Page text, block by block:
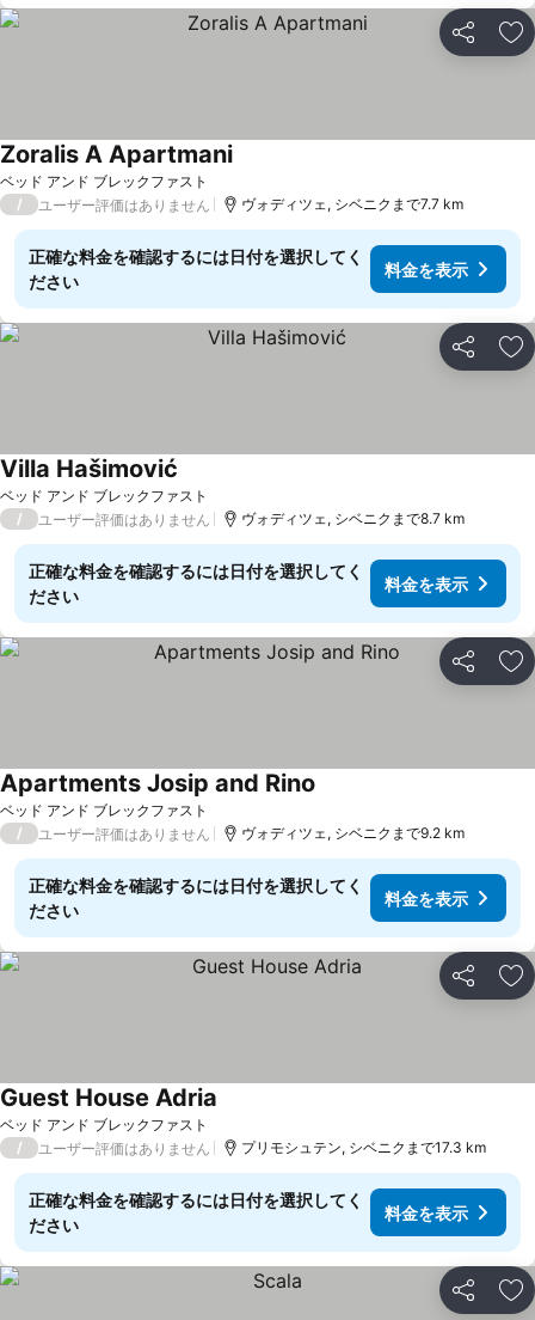
シェア お
ベッド アンド ブレックファスト
Zoralis A Apartmani料金を表示
/ ユーザー評価はありません ヴォディツェ, シベニクまで7.7 km
正確な料金を確認するには日付を選択してく
ださい
料金を表示
シェア お
ベッド アンド ブレックファスト
Villa Hašimović
/ ユーザー評価はありません ヴォディツェ, シベニクまで8.7 km
正確な料金を確認するには日付を選択してく
ださい
料金を表示
シェア お
ベッド アンド ブレックファスト
Apartments Josip and Rino
/ ユーザー評価はありません ヴォディツェ, シベニクまで9.2 km
正確な料金を確認するには日付を選択してく
ださい
料金を表示
シェア お
ベッド アンド ブレックファスト
Guest House Adria
/ ユーザー評価はありません プリモシュテン, シベニクまで17.3 km
正確な料金を確認するには日付を選択してく
ださい
料金を表示
シェア お